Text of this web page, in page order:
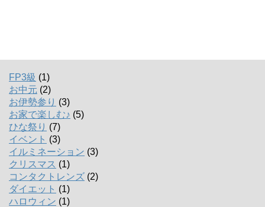
FP3級 (1)
お中元 (2)
お伊勢参り (3)
お家で楽しむ♪ (5)
ひな祭り (7)
イベント (3)
イルミネーション (3)
クリスマス (1)
コンタクトレンズ (2)
ダイエット (1)
ハロウィン (1)